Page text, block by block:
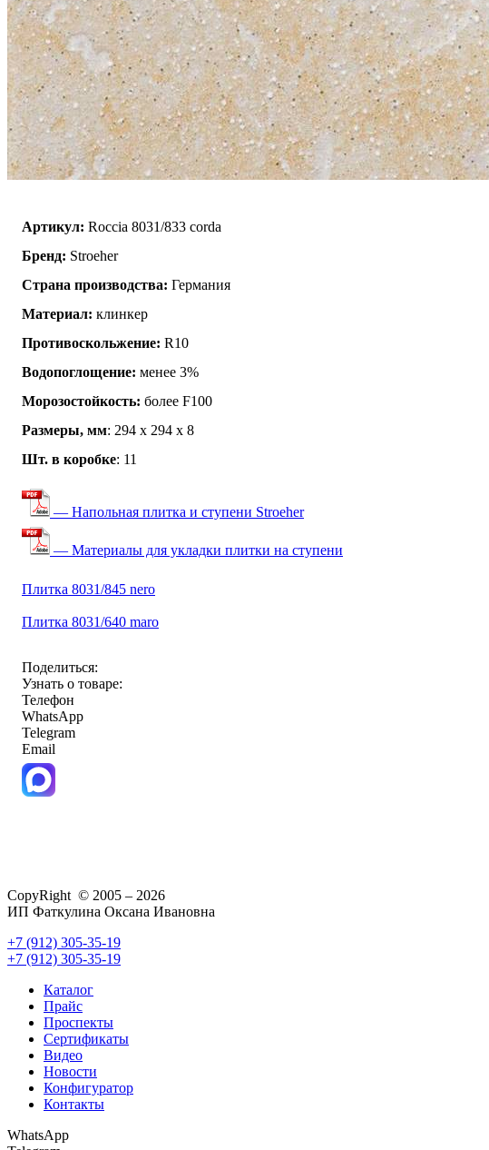
Артикул: Roccia 8031/833 corda
Бренд: Stroeher
Страна производства: Германия
Материал: клинкер
Противоскольжение: R10
Водопоглощение: менее 3%
Морозостойкость: более F100
Размеры, мм: 294 х 294 х 8
Шт. в коробке: 11
— Напольная плитка и ступени Stroeher
— Материалы для укладки плитки на ступени
Плитка 8031/845 nero
Плитка 8031/640 maro
Поделиться:
Узнать о товаре:
Телефон
WhatsApp
Telegram
Email
CopyRight © 2005 – 2026
ИП Фаткулина Оксана Ивановна
+7 (912) 305-35-19
+7 (912) 305-35-19
Каталог
Прайс
Проспекты
Сертификаты
Видео
Новости
Конфигуратор
Контакты
WhatsApp